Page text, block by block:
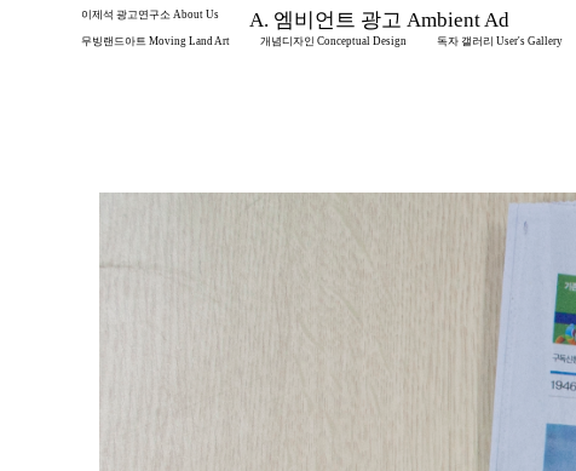
이제석 광고연구소 About Us A. 엠비언트 광고 Ambient Ad
무빙랜드아트 Moving Land Art
개념디자인 Conceptual Design 독자 갤러리 User's Gallery